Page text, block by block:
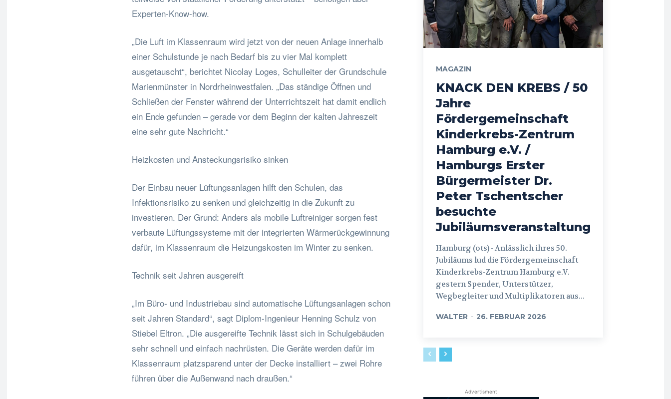
Experten-Know-how.
„Die Luft im Klassenraum wird jetzt von der neuen Anlage innerhalb
einer Schulstunde je nach Bedarf bis zu vier Mal komplett
ausgetauscht“, berichtet Nicolay Loges, Schulleiter der Grundschule
Marienmünster in Nordrheinwestfalen. „Das ständige Öffnen und
Schließen der Fenster während der Unterrichtszeit hat damit endlich
ein Ende gefunden – gerade vor dem Beginn der kalten Jahreszeit
eine sehr gute Nachricht.“
Heizkosten und Ansteckungsrisiko sinken
Der Einbau neuer Lüftungsanlagen hilft den Schulen, das
Infektionsrisiko zu senken und gleichzeitig in die Zukunft zu
investieren. Der Grund: Anders als mobile Luftreiniger sorgen fest
verbaute Lüftungssysteme mit der integrierten Wärmerückgewinnung
dafür, im Klassenraum die Heizungskosten im Winter zu senken.
Technik seit Jahren ausgereift
„Im Büro- und Industriebau sind automatische Lüftungsanlagen schon
seit Jahren Standard“, sagt Diplom-Ingenieur Henning Schulz von
Stiebel Eltron. „Die ausgereifte Technik lässt sich in Schulgebäuden
sehr schnell und einfach nachrüsten. Die Geräte werden dafür im
Klassenraum platzsparend unter der Decke installiert – zwei Rohre
führen über die Außenwand nach draußen.“
MAGAZIN
KNACK DEN KREBS / 50
Jahre
Fördergemeinschaft
Kinderkrebs-Zentrum
Hamburg e.V. /
Hamburgs Erster
Bürgermeister Dr.
Peter Tschentscher
besuchte
Jubiläumsveranstaltung
Hamburg (ots) - Anlässlich ihres 50.
Jubiläums lud die Fördergemeinschaft
Kinderkrebs-Zentrum Hamburg e.V.
gestern Spender, Unterstützer,
Wegbegleiter und Multiplikatoren aus...
WALTER - 26. FEBRUAR 2026
Advertisment